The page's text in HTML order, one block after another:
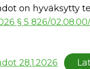
on hyväksytty
§ 5 826/
28.1.2026